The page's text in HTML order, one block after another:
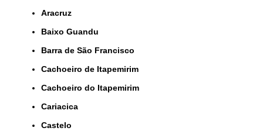
Aracruz
Baixo Guandu
Barra de São Francisco
Cachoeiro de Itapemirim
Cachoeiro do Itapemirim
Cariacica
Castelo